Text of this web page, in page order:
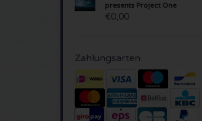
presents Project One
€0,00
Zahlungsarten